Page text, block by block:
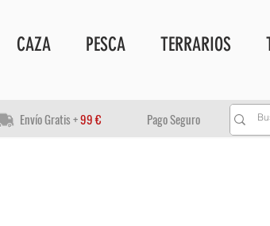
CAZA PESCA TERRARIOS
Envío Gratis +99 € Pago Seguro